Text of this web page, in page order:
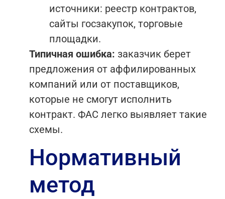
источники: реестр контрактов,
сайты госзакупок, торговые
площадки.
Типичная ошибка: заказчик берет
предложения от аффилированных
компаний или от поставщиков,
которые не смогут исполнить
контракт. ФАС легко выявляет такие
схемы.
Нормативный
метод